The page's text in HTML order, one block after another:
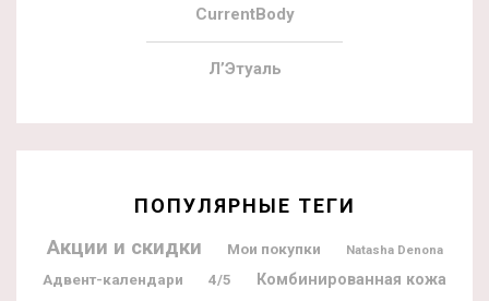
CurrentBody
Л’Этуаль
ПОПУЛЯРНЫЕ ТЕГИ
Акции и скидки Мои покупки Natasha Denona
Адвент-календари 4/5 Комбинированная кожа